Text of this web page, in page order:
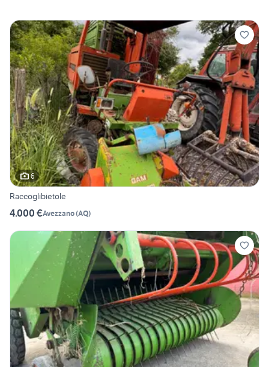
6
Raccoglibietole
4.000 €Avezzano(AQ)